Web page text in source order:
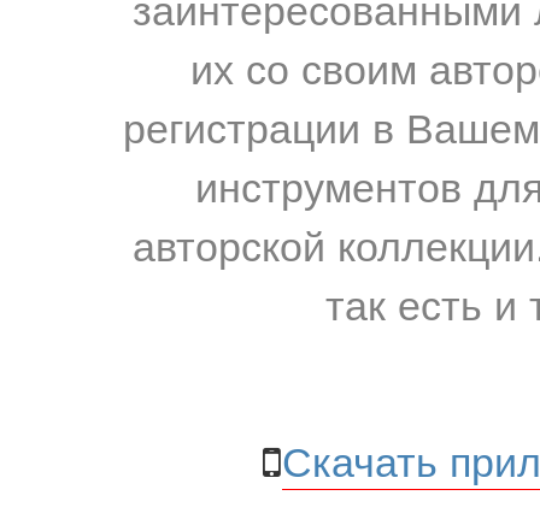
их со своим
регистрации в
инструментов
авторской
так есть и
Скачать